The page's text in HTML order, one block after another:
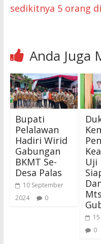
sedikitnya 5 orang
Anda Juga
Bupati
Pelalawan
Hadiri Wirid
Gabungan
BKMT Se-
Desa Palas
10 September
2024
0
Uji
0